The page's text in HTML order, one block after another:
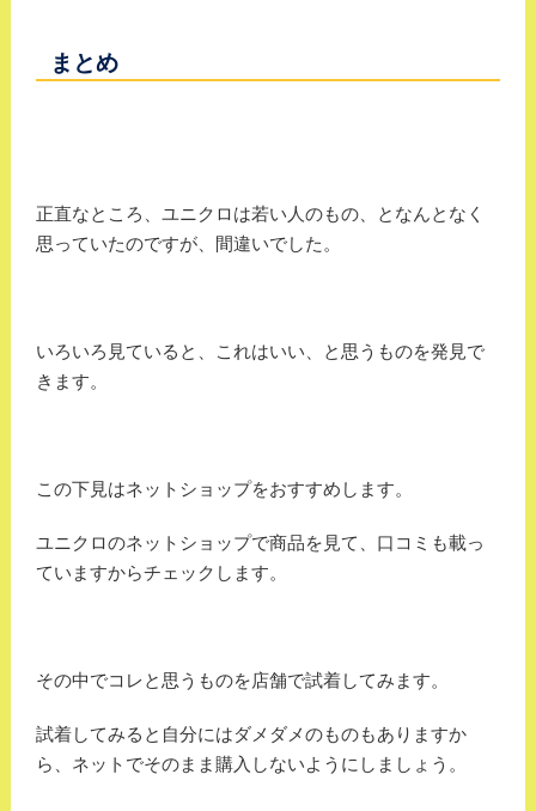
まとめ
正直なところ、ユニクロは若い人のもの、となんとなく
思っていたのですが、間違いでした。
いろいろ見ていると、これはいい、と思うものを発見で
きます。
この下見はネットショップをおすすめします。
ユニクロのネットショップで商品を見て、口コミも載っ
ていますからチェックします。
その中でコレと思うものを店舗で試着してみます。
試着してみると自分にはダメダメのものもありますか
ら、ネットでそのまま購入しないようにしましょう。